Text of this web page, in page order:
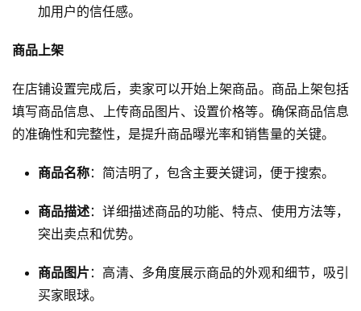
加用户的信任感。
商品上架
在店铺设置完成后，卖家可以开始上架商品。商品上架包括
填写商品信息、上传商品图片、设置价格等。确保商品信息
的准确性和完整性，是提升商品曝光率和销售量的关键。
商品名称：简洁明了，包含主要关键词，便于搜索。
商品描述：详细描述商品的功能、特点、使用方法等，
突出卖点和优势。
商品图片：高清、多角度展示商品的外观和细节，吸引
买家眼球。